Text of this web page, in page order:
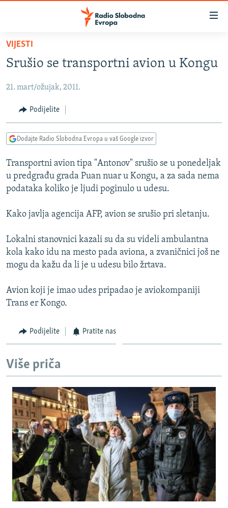
Pređite
glavni
Pređite
Pređite
pretragu
BOSNA I HERCEGOVINA
SRBIJA
KOSOVO
VIZUELNO
VIDEO
FOTOGALERIJE
PODCASTI
RAT U UKRAJINI
RSE PRIČE IZ SVIJETA
ISPRIČAJ MI
DNEVNO@RSE
VIŠE OD NASLOVA
GENOCID U SREBRENICI
POPLAVE I KLIZIŠTA U BIH 2024.
POST SCRIPTUM
TRI DECENIJE OD RATA U BIH
SVE KARTE DEJTONA
NASTANAK I RASPAD JUGOSLAVIJE
PRATITE NAS
VIJESTI
Srušio se transportni avion u Kongu
21. mart/ožujak, 2011.
Podijelite
Dodajte Radio Slobodna Evropa u vaš Google izvor
Transportni avion tipa "Antonov" srušio se u ponedeljak
u predgrađu grada Puan nuar u Kongu, a za sada nema
podataka koliko je ljudi poginulo u udesu.
Kako javlja agencija AFP, avion se srušio pri sletanju.
Lokalni stanovnici kazali su da su videli ambulantna
kola kako idu na mesto pada aviona, a zvaničnici još ne
mogu da kažu da li je u udesu bilo žrtava.
Avion koji je imao udes pripadao je aviokompaniji
Trans er Kongo.
Podijelite Pratite nas
Više priča